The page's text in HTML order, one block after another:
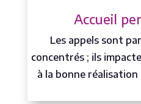
Accueil
Les appels sont
concentrés ; ils
à la bonne